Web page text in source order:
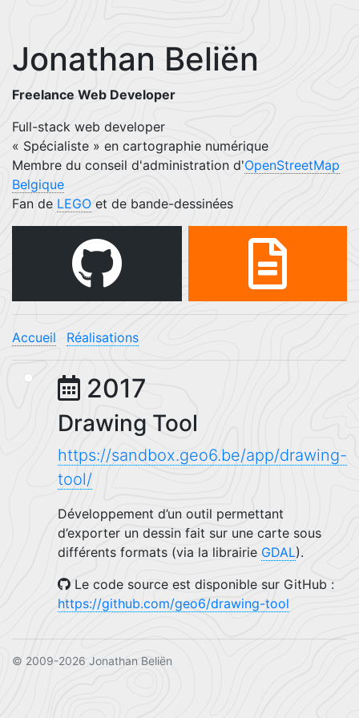
Jonathan Beliën
Freelance Web Developer
Full-stack web developer
« Spécialiste » en cartographie numérique
Membre du conseil d'administration d'OpenStreetMap
Belgique
Fan de LEGO et de bande-dessinées
Accueil Réalisations
2017
Drawing Tool
https://sandbox.geo6.be/app/drawing-
tool/
Développement d’un outil permettant
d’exporter un dessin fait sur une carte sous
différents formats (via la librairie GDAL).
Le code source est disponible sur GitHub :
https://github.com/geo6/drawing-tool
© 2009-2026 Jonathan Beliën